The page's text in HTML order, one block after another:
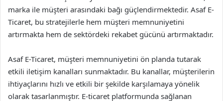
marka ile müşteri arasındaki bağı güçlendirmektedir. Asaf E-
Ticaret, bu stratejilerle hem müşteri memnuniyetini
artırmakta hem de sektördeki rekabet gücünü artırmaktadır.
Asaf E-Ticaret, müşteri memnuniyetini ön planda tutarak
etkili iletişim kanalları sunmaktadır. Bu kanallar, müşterilerin
ihtiyaçlarını hızlı ve etkili bir şekilde karşılamaya yönelik
olarak tasarlanmıştır. E-ticaret platformunda sağlanan